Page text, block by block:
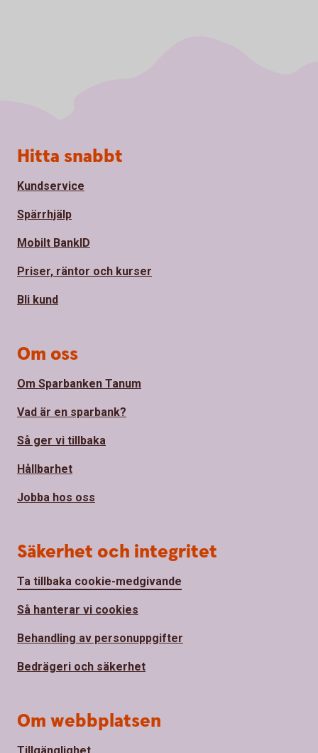
Sidfot
Hitta snabbt
Kundservice
Spärrhjälp
Mobilt BankID
Priser, räntor och kurser
Bli kund
Om oss
Om Sparbanken Tanum
Vad är en sparbank?
Så ger vi tillbaka
Hållbarhet
Jobba hos oss
Säkerhet och integritet
Ta tillbaka cookie-medgivande
Så hanterar vi cookies
Behandling av personuppgifter
Bedrägeri och säkerhet
Om webbplatsen